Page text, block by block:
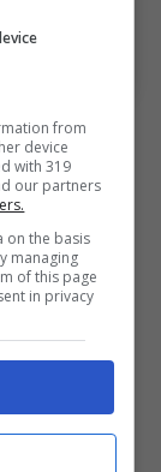
(Ansa
sul
di
certa per il
priorità è
evitando
a
un
i piani.
from
device
with 319
our partners
on the basis
managing
of this page
in privacy